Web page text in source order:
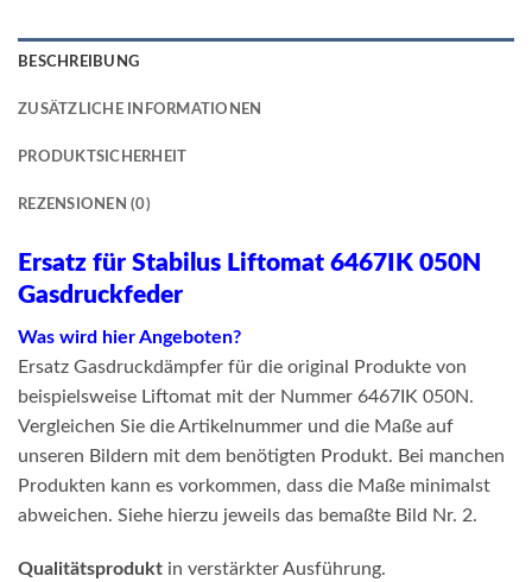
BESCHREIBUNG
ZUSÄTZLICHE INFORMATIONEN
PRODUKTSICHERHEIT
REZENSIONEN (0)
Ersatz für Stabilus Liftomat 6467IK 050N
Gasdruckfeder
Was wird hier Angeboten?
Ersatz Gasdruckdämpfer für die original Produkte von
beispielsweise Liftomat mit der Nummer 6467IK 050N.
Vergleichen Sie die Artikelnummer und die Maße auf
unseren Bildern mit dem benötigten Produkt. Bei manchen
Produkten kann es vorkommen, dass die Maße minimalst
abweichen. Siehe hierzu jeweils das bemaßte Bild Nr. 2.
Qualitätsprodukt in verstärkter Ausführung.